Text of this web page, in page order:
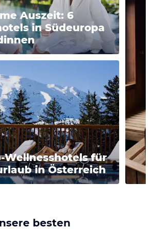
Auszeit: 6
in Südeuropa
Wellnesshotels für
in Österreich
besten